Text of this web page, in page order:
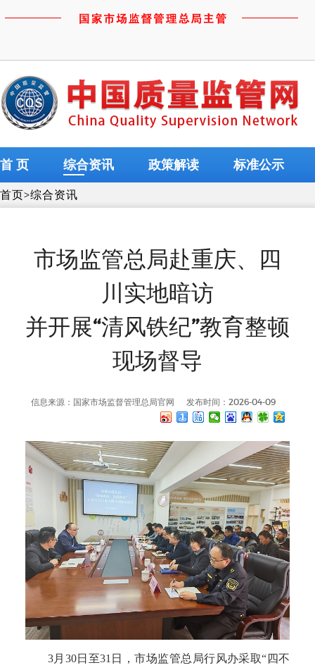
首 页 综合资讯 政策解读 标准公示
首页>综合资讯
市场监管总局赴重庆、四
川实地暗访
并开展“清风铁纪”教育整顿
现场督导
信息来源：国家市场监督管理总局官网 发布时间：2026-04-09
3月30日至31日，市场监管总局行风办采取“四不